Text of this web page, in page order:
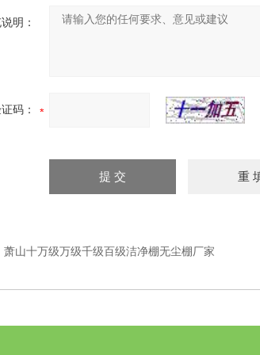
明：
码：
萧山十万级万级千级百级洁净棚无尘棚厂家